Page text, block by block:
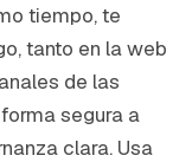
tiempo, te
tanto en la web
de las
segura a
clara. Usa